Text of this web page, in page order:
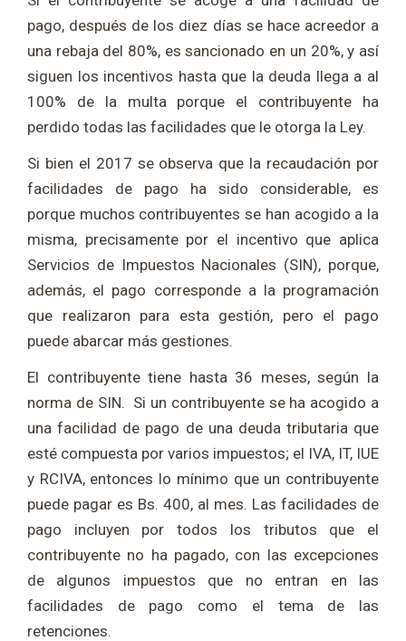
pago, después de los diez días se hace acreedor a
una rebaja del 80%, es sancionado en un 20%, y así
siguen los incentivos hasta que la deuda llega a al
100% de la multa porque el contribuyente ha
perdido todas las facilidades que le otorga la Ley.
Si bien el 2017 se observa que la recaudación por
facilidades de pago ha sido considerable, es
porque muchos contribuyentes se han acogido a la
misma, precisamente por el incentivo que aplica
Servicios de Impuestos Nacionales (SIN), porque,
además, el pago corresponde a la programación
que realizaron para esta gestión, pero el pago
puede abarcar más gestiones.
El contribuyente tiene hasta 36 meses, según la
norma de SIN. Si un contribuyente se ha acogido a
una facilidad de pago de una deuda tributaria que
esté compuesta por varios impuestos; el IVA, IT, IUE
y RCIVA, entonces lo mínimo que un contribuyente
puede pagar es Bs. 400, al mes. Las facilidades de
pago incluyen por todos los tributos que el
contribuyente no ha pagado, con las excepciones
de algunos impuestos que no entran en las
facilidades de pago como el tema de las
retenciones.